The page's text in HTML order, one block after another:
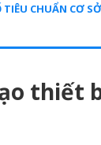
TIÊU CHUẨN CƠ SỞ
thiết